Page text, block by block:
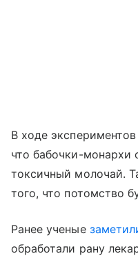
В ходе
что бабочки-монархи
токсичный молочай.
того, что потомство
Ранее ученые
обработали рану